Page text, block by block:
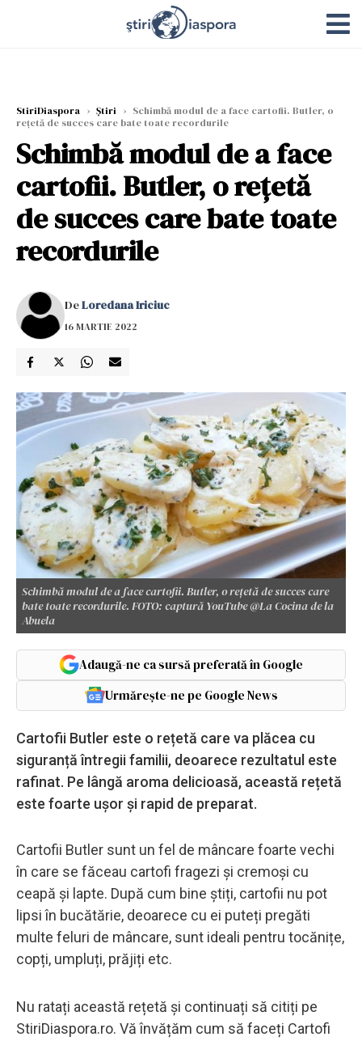
StiriDiaspora › Știri › Schimbă modul de a face cartofii. Butler, o
rețetă de succes care bate toate recordurile
Schimbă modul de a face
cartofii. Butler, o rețetă
de succes care bate toate
recordurile
DeLoredana Iriciuc
16 MARTIE 2022
Schimbă modul de a face cartofii. Butler, o rețetă de succes care
bate toate recordurile. FOTO: captură YouTube @La Cocina de la
Abuela
Adaugă-ne ca sursă preferată în Google
Urmărește-ne pe Google News
Cartofii Butler este o rețetă care va plăcea cu
siguranță întregii familii, deoarece rezultatul este
rafinat. Pe lângă aroma delicioasă, această rețetă
este foarte ușor și rapid de preparat.
Cartofii Butler sunt un fel de mâncare foarte vechi
în care se făceau cartofi fragezi și cremoși cu
ceapă și lapte. După cum bine știți, cartofii nu pot
lipsi în bucătărie, deoarece cu ei puteți pregăti
multe feluri de mâncare, sunt ideali pentru tocănițe,
copți, umpluți, prăjiți etc.
Nu ratați această rețetă și continuați să citiți pe
StiriDiaspora.ro. Vă învățăm cum să faceți Cartofi